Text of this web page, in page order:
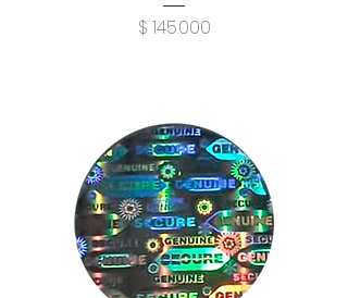
Precio
$ 145.000